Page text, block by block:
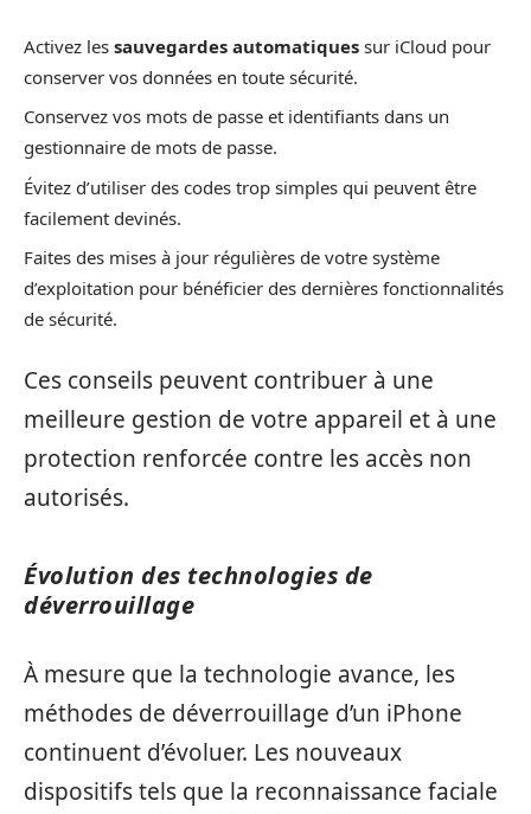
Activez les sauvegardes automatiques sur iCloud pour
conserver vos données en toute sécurité.
Conservez vos mots de passe et identifiants dans un
gestionnaire de mots de passe.
Évitez d’utiliser des codes trop simples qui peuvent être
facilement devinés.
Faites des mises à jour régulières de votre système
d’exploitation pour bénéficier des dernières fonctionnalités
de sécurité.
Ces conseils peuvent contribuer à une
meilleure gestion de votre appareil et à une
protection renforcée contre les accès non
autorisés.
Évolution des technologies de
déverrouillage
À mesure que la technologie avance, les
méthodes de déverrouillage d’un iPhone
continuent d’évoluer. Les nouveaux
dispositifs tels que la reconnaissance faciale